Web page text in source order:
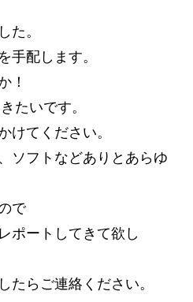
た。
手配します。
！
たいです。
けてください。
ソフトなどありとあらゆ
で
ポートしてきて欲し
たらご連絡ください。